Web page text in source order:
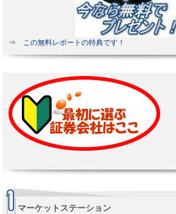
⇒ この無料レポートの特典です！
マーケットステーション